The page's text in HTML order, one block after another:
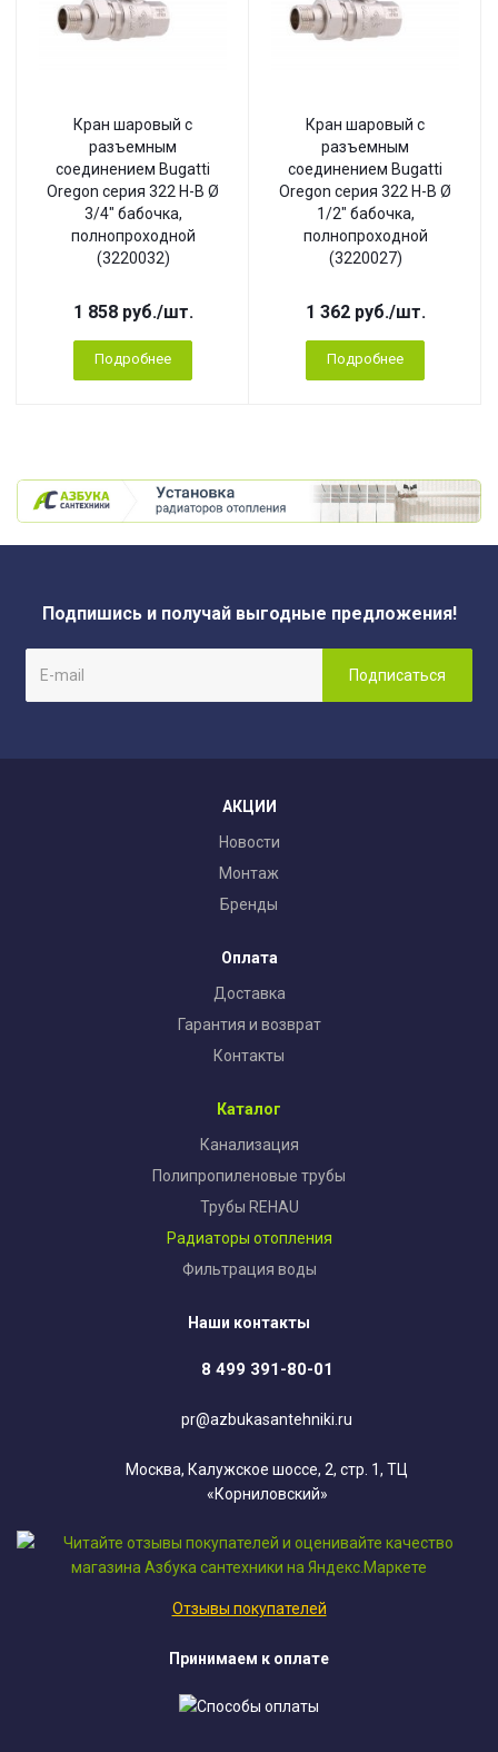
Кран шаровый с
разъемным
соединением Bugatti
Oregon серия 322 Н-В Ø
3/4" бабочка,
полнопроходной
(3220032)
1 858руб./шт.
Подробнее
Кран шаровый с
разъемным
соединением Bugatti
Oregon серия 322 Н-В Ø
1/2" бабочка,
полнопроходной
(3220027)
1 362руб./шт.
Подробнее
Подпишись и получай выгодные предложения!
АКЦИИ
Новости
Монтаж
Бренды
Оплата
Доставка
Гарантия и возврат
Контакты
Каталог
Канализация
Полипропиленовые трубы
Трубы REHAU
Радиаторы отопления
Фильтрация воды
Наши контакты
8 499 391-80-01
pr@azbukasantehniki.ru
Москва, Калужское шоссе, 2, стр. 1, ТЦ
«Корниловский»
Отзывы покупателей
Принимаем к оплате